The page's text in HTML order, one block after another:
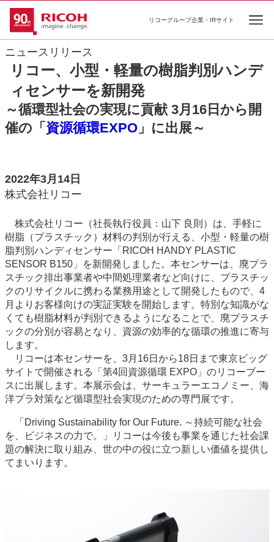
リコーグループ企業・IRサイト
ニュースリリース
リコー、小型・軽量の樹脂判別ハンデ
ィセンサーを新開発
～循環型社会の実現に貢献 3月16日から開
催の「 資源循環EXPO 」に出展～
2022年3月14日
株式会社リコー
株式会社リコー（社長執行役員：山下 良則）は、手軽に
樹脂（プラスチック）材料の判別が行える、小型・軽量の樹
脂判別ハンディセンサー「RICOH HANDY PLASTIC
SENSOR B150」を新開発しました。本センサーは、廃プラ
スチック排出事業者や中間処理業者など向けに、プラスチッ
クのリサイクルに携わる業務用途として開発したもので、4
月よりお客様向けの実証実験を開始します。特別な知識がな
くても樹脂材料が判別できるようになることで、廃プラスチ
ックの分別が容易となり、資源の効率的な循環の推進に寄与
します。
リコーは本センサーを、3月16日から18日まで東京ビッグ
サイトで開催される「第4回資源循環 EXPO」のリコーブー
スに出展します。本展示会は、サーキュラーエコノミー、海
洋プラ対策など循環型社会実現のための専門展です。
「Driving Sustainability for Our Future. ～持続可能な社会
を、ビジネスの力で。」リコーは今後も事業を通じた社会課
題の解決に取り組み、世の中の役に立つ新しい価値を提供し
てまいります。